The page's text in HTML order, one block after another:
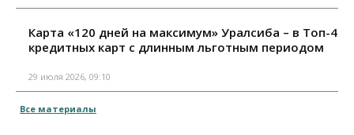
Карта «120 дней на максимум» Уралсиба – в Топ-4
кредитных карт с длинным льготным периодом
29 июля 2026, 09:10
Все материалы